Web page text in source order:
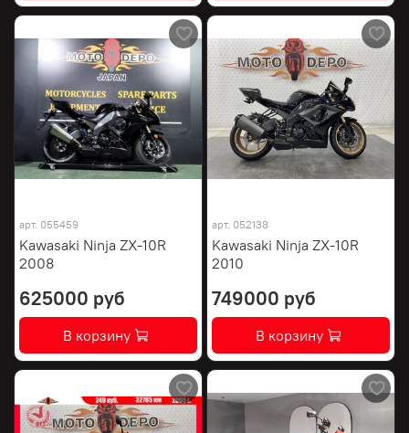
арт. 055459
Kawasaki Ninja ZX-10R
2008
625000 руб
В корзину
арт. 052138
Kawasaki Ninja ZX-10R
2010
749000 руб
В корзину